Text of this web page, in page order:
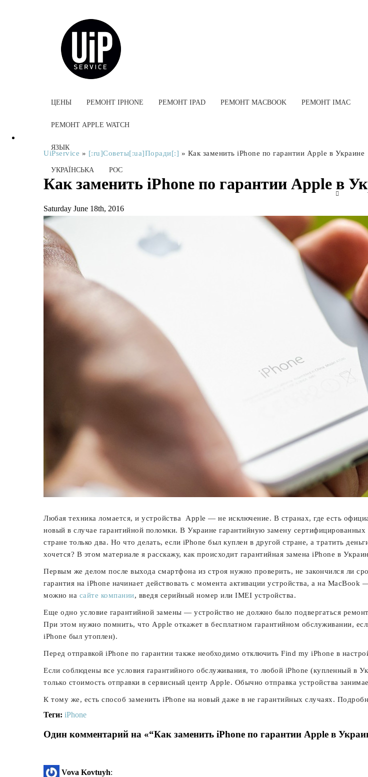
ЦЕНЫ РЕМОНТ IPHONE РЕМОНТ IPAD РЕМОНТ MACBOOK РЕМОНТ IMAC
РЕМОНТ APPLE WATCH
ЯЗЫК
УКРАЇНСЬКА РОС
UiPservice » [:ru]Советы[:ua]Поради[:] » Как заменить iPhone по гарантии Apple в Украине
Как заменить iPhone по гарантии Apple в
Saturday June 18th, 2016
Любая техника ломается, и устройства Apple — не исключение. В странах, где есть
новый в случае гарантийной поломки. В Украине гарантийную замену
стране только два. Но что делать, если iPhone был куплен в другой стране, а тратить
хочется? В этом материале я расскажу, как происходит гарантийная замена iPhone в
Первым же делом после выхода смартфона из строя нужно проверить, не закончился ли
гарантия на iPhone начинает действовать с момента активации устройства, а на
можно на сайте компании, введя серийный номер или IMEI устройства.
Еще одно условие гарантийной замены — устройство не должно было подвергаться
При этом нужно помнить, что Apple откажет в бесплатном гарантийном обслуживании,
iPhone был утоплен).
Перед отправкой iPhone по гарантии также необходимо отключить Find my iPhone в
Если соблюдены все условия гарантийного обслуживания, то любой iPhone (купленный в
только стоимость отправки в сервисный центр Apple. Обычно отправка устройства
К тому же, есть способ заменить iPhone на новый даже в не гарантийных случаях.
Теги: iPhone
Один комментарий на «“Как заменить iPhone по гарантии Apple в
Vova Kovtuyh: